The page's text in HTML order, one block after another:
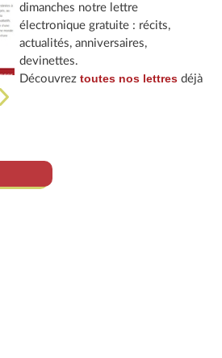
dimanches notre lettre
électronique gratuite : récits,
actualités, anniversaires,
devinettes.
Découvrez toutes nos lettresdéjà